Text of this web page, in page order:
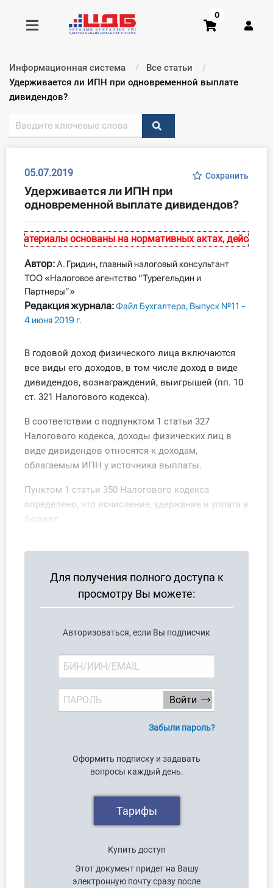
Получить консультацию
Главная ИС
Формы
Консультации
Правовая база
Библиотека бухгалтера
Все статьи
Стандарты
Книги
Справочник бухгалтера
Участник ВЭД
Практика ИП
Учет по отраслям
Юридический помощник
Обучение
Тарифы
0
Информационная система
Все статьи
Текущий:
​​​​​​​Удерживается ли ИПН при одновременной выплате
дивидендов?
Сохранить
05.07.2019
​​​​​​​Удерживается ли ИПН при
одновременной выплате дивидендов?
основаны на нормативных актах,
Автор:А. Гридин, главный налоговый консультант
ТОО «Налоговое агентство “Турегельдин и
Партнеры”»
Редакция журнала:Файл Бухгалтера, Выпуск №11 -
4 июня 2019 г.
В годовой доход физического лица включаются
все виды его доходов, в том числе доход в виде
дивидендов, вознаграждений, выигрышей (пп. 10
ст. 321 Налогового кодекса).
В соответствии с подпунктом 1 статьи 327
Налогового кодекса, доходы физических лиц в
виде дивидендов относятся к доходам,
облагаемым ИПН у источника выплаты.
Пунктом 1 статьи 350 Налогового кодекса
определено, что исчисление, удержание и уплата в
бюджет ...
Для получения полного доступа к
просмотру Вы можете:
Авторизоваться, если Вы подписчик
Забыли пароль?
Оформить подписку и задавать
вопросы каждый день.
Тарифы
Купить доступ
Этот документ придет на Вашу
электронную почту сразу после